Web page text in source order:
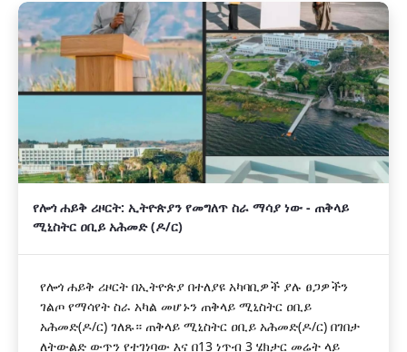
የሎጎ ሐይቅ ሪዞርት: ኢትዮጵያን የመግለጥ ስራ ማሳያ ነው - ጠቅላይ
ሚኒስትር ዐቢይ አሕመድ (ዶ/ር)
የሎጎ ሐይቅ ሪዞርት በኢትዮጵያ በተለያዩ አካባቢዎች ያሉ ፀጋዎችን
ገልጦ የማሳየት ስራ አካል መሆኑን ጠቅላይ ሚኒስትር ዐቢይ
አሕመድ(ዶ/ር) ገለጹ። ጠቅላይ ሚኒስትር ዐቢይ አሕመድ(ዶ/ር) በገበታ
ለትውልድ ውጥን የተገነባው እና በ13 ነጥብ 3 ሄክታር መሬት ላይ